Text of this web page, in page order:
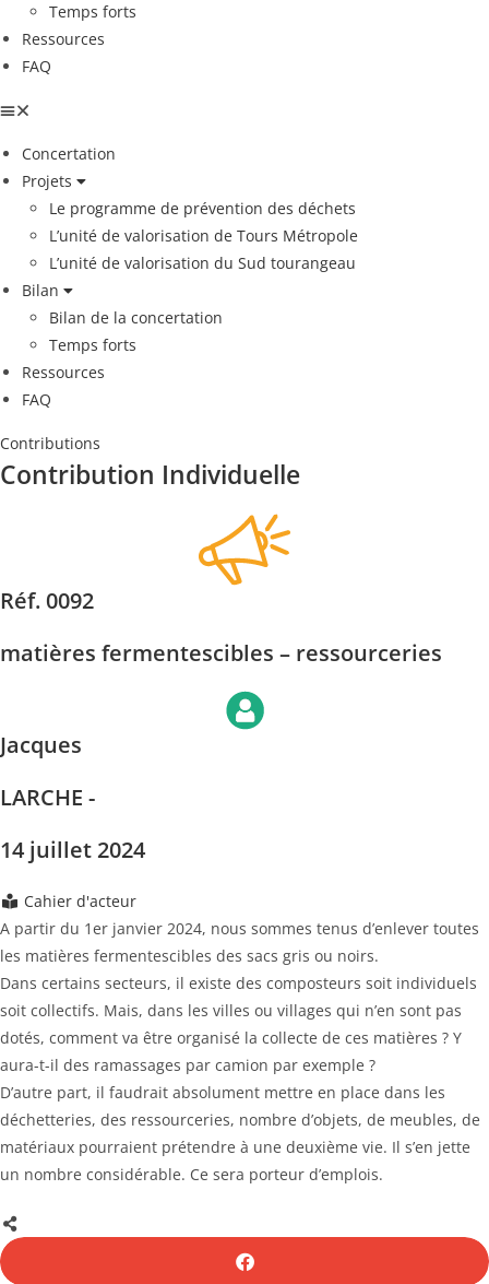
Temps forts
Ressources
FAQ
Concertation
Projets
Le programme de prévention des déchets
L’unité de valorisation de Tours Métropole
L’unité de valorisation du Sud tourangeau
Bilan
Bilan de la concertation
Temps forts
Ressources
FAQ
Contributions
Contribution Individuelle
Réf. 0092
matières fermentescibles – ressourceries
Jacques
LARCHE -
14 juillet 2024
Cahier d'acteur
A partir du 1er janvier 2024, nous sommes tenus d’enlever toutes
les matières fermentescibles des sacs gris ou noirs.
Dans certains secteurs, il existe des composteurs soit individuels
soit collectifs. Mais, dans les villes ou villages qui n’en sont pas
dotés, comment va être organisé la collecte de ces matières ? Y
aura-t-il des ramassages par camion par exemple ?
D’autre part, il faudrait absolument mettre en place dans les
déchetteries, des ressourceries, nombre d’objets, de meubles, de
matériaux pourraient prétendre à une deuxième vie. Il s’en jette
un nombre considérable. Ce sera porteur d’emplois.